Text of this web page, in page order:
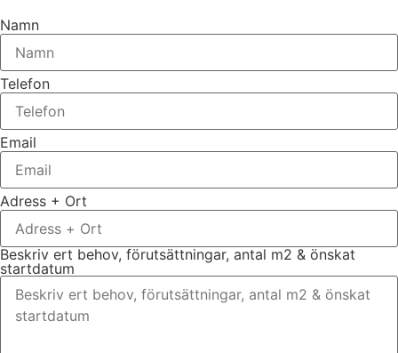
Namn
Telefon
Email
Adress + Ort
Beskriv ert behov, förutsättningar, antal m2 & önskat
startdatum